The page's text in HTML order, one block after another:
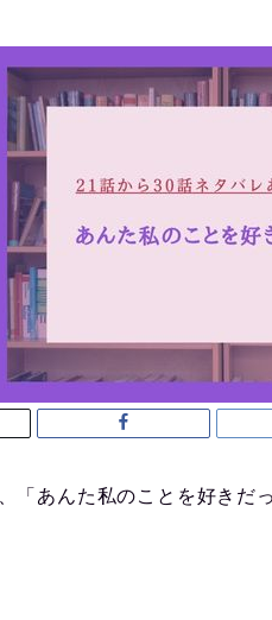
「あんた私のことを好きだ